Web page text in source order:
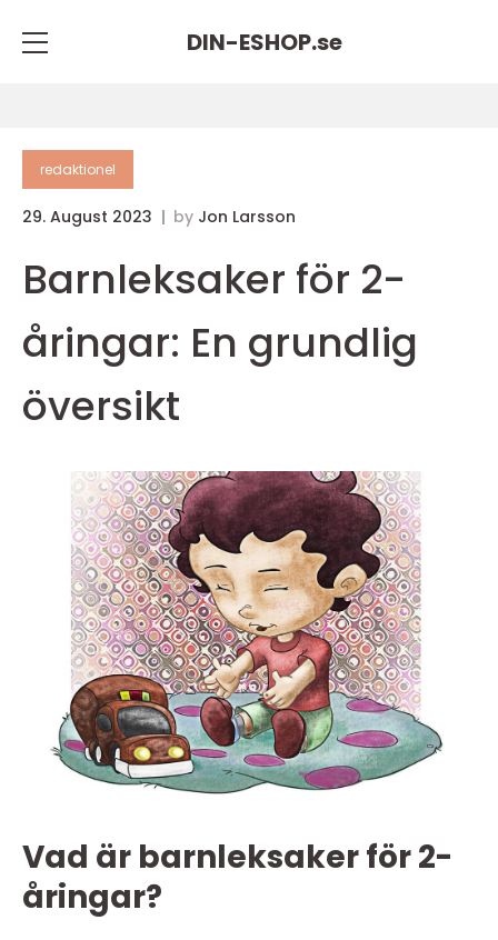
DIN-ESHOP.se
redaktionel
29. August 2023 by Jon Larsson
Barnleksaker för 2-
åringar: En grundlig
översikt
Vad är barnleksaker för 2-
åringar?